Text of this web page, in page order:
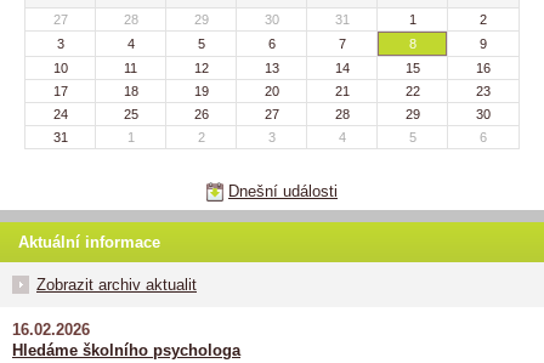
27
28 29 30 31 1
2
3
4 5 6 7 8
9
10
11 12 13 14 15
16
17
18 19 20 21 22
23
24
25 26 27 28 29
30
31
1 2 3 4 5 6
Dnešní události
Aktuální informace
Zobrazit archiv aktualit
16.02.2026
Hledáme školního psychologa